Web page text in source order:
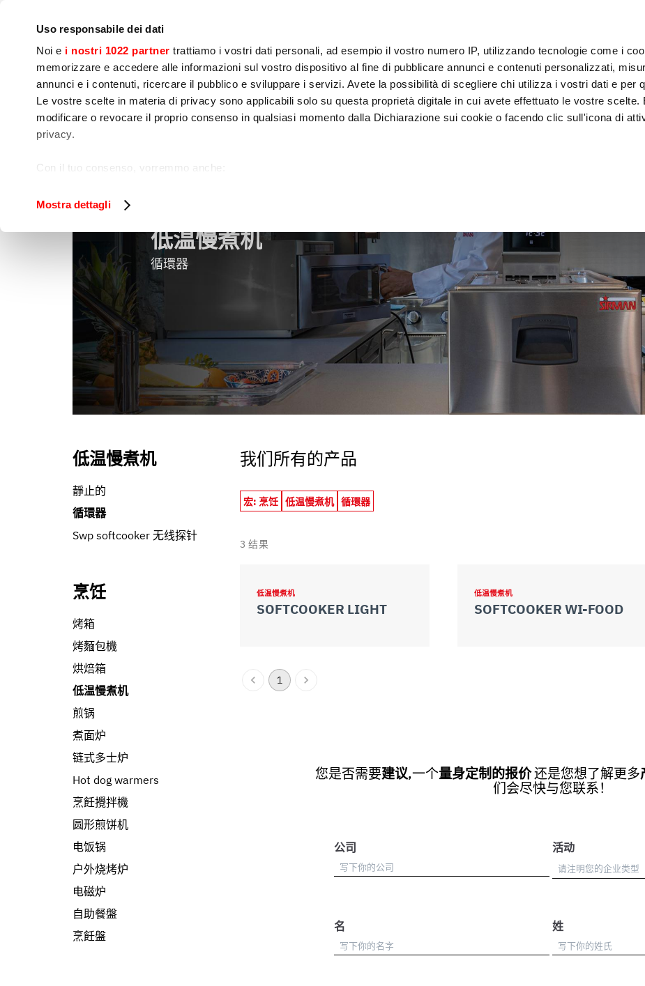
Uso responsabile dei dati
Noi e i nostri 1022 partner trattiamo i vostri dati personali, ad esempio il vostro numero IP, utilizzando tecnologie come i
memorizzare e accedere alle informazioni sul vostro dispositivo al fine di pubblicare annunci e contenuti personalizzati,
annunci e i contenuti, ricercare il pubblico e sviluppare i servizi. Avete la possibilità di scegliere chi utilizza i vostri dati e per
Le vostre scelte in materia di privacy sono applicabili solo su questa proprietà digitale in cui avete effettuato le vostre scelte.
modificare o revocare il proprio consenso in qualsiasi momento dalla Dichiarazione sui cookie o facendo clic sull'icona di
privacy.
Con il tuo consenso, vorremmo anche:
Identificare il tuo dispositivo, scansionandolo attivamente alla ricerca di caratteristiche specifiche (impronte digitali).
tuo consenso in qualsiasi momento dalla Dichiarazione sui cookie.
Utilizziamo i cookie per garantire che l’utente possa usufruire del servizio richiesto, per personalizzare contenuti ed annunci,
funzionalità dei social media e per analizzare il nostro traffico. Condividiamo inoltre informazioni sul modo in cui l’utente
sito con i nostri partner che si occupano di analisi dei dati web, pubblicità e social media, i quali potrebbero combinarle con
informazioni che ha fornito loro o che hanno raccolto dal suo utilizzo dei loro servizi.
Mostra dettagli
客户
烹饪 食品加工 包装 急速冷却器 食陈列
低温慢煮机
循環器
低温慢煮机
靜止的
循環器
Swp softcooker 无线探针
烹饪
烤箱
烤麵包機
烘焙箱
低温慢煮机
煎锅
煮面炉
链式多士炉
Hot dog warmers
烹飪攪拌機
圆形煎饼机
电饭锅
户外烧烤炉
电磁炉
自助餐盤
烹飪盤
我们所有的产品
宏: 烹饪 低温慢煮机 循環器
3 结果
低温慢煮机
SOFTCOOKER LIGHT
低温慢煮机
SOFTCOOKER WI-FOOD
1
您是否需要建议,一个量身定制的报价还是您想了解更多
们会尽快与您联系！
公司 活动
名 姓